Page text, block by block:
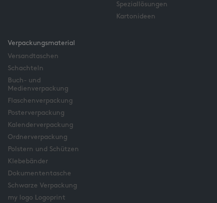
Speziallösungen
Kartonideen
Verpackungsmaterial
Versandtaschen
Schachteln
Buch- und
Medienverpackung
Flaschenverpackung
Posterverpackung
Kalenderverpackung
Ordnerverpackung
Polstern und Schützen
Klebebänder
Dokumententasche
Schwarze Verpackung
my logo Logoprint